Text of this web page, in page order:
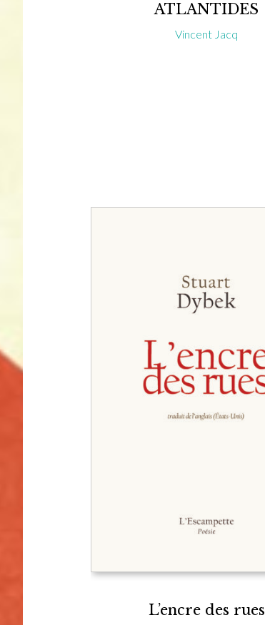
ATLANTIDES
Vincent Jacq
L’encre des rues